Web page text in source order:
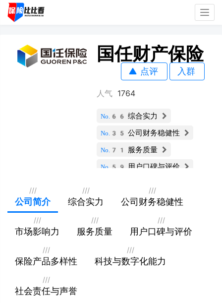
国任财产保险
点评 入群
人气 1764
No.66 综合实力
No.35 公司财务稳健性
No.71 服务质量
No.59 用户口碑与评价
No.57科技与数字化能力
社会责任与声誉
///
公司简介
///
综合实力
///
公司财务稳健性
///
市场影响力
///
服务质量
///
用户口碑与评价
///
保险产品多样性
///
科技与数字化能力
///
社会责任与声誉